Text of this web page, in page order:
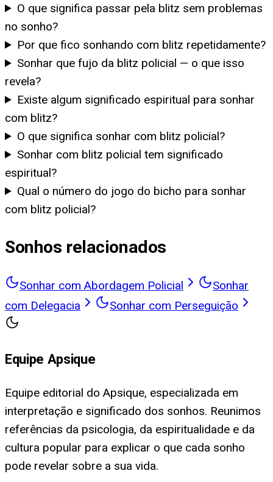
O que significa passar pela blitz sem problemas
no sonho?
Por que fico sonhando com blitz repetidamente?
Sonhar que fujo da blitz policial — o que isso
revela?
Existe algum significado espiritual para sonhar
com blitz?
O que significa sonhar com blitz policial?
Sonhar com blitz policial tem significado
espiritual?
Qual o número do jogo do bicho para sonhar
com blitz policial?
Sonhos relacionados
Sonhar com Abordagem Policial
Sonhar
com Delegacia
Sonhar com Perseguição
Equipe Apsique
Equipe editorial do Apsique, especializada em
interpretação e significado dos sonhos. Reunimos
referências da psicologia, da espiritualidade e da
cultura popular para explicar o que cada sonho
pode revelar sobre a sua vida.